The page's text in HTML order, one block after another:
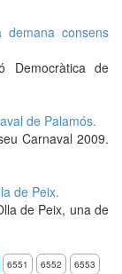
demana consens
Democràtica de
de Palamós.
Carnaval 2009.
de Peix.
de Peix, una de
6551 6552
6553